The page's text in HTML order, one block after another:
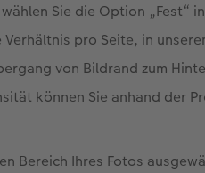
Sie die Option „Fest“
pro Seite, in
von Bildrand zum
können Sie anhand der
Bereich Ihres Fotos